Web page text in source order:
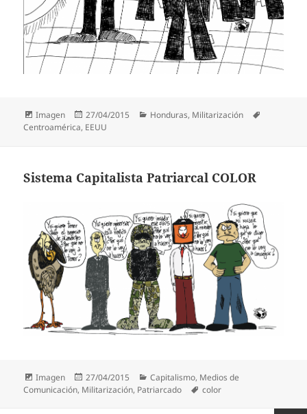
Formato
Imagen
Publicado
el
27/04/2015 Categorías
Honduras, Militarización
Centroamérica, EEUU
Sistema Capitalista Patriarcal COLOR
Formato
Imagen
Publicado
el
27/04/2015 Categorías
Capitalismo, Medios de
Comunicación, Militarización, Patriarcado Etiquetas
color